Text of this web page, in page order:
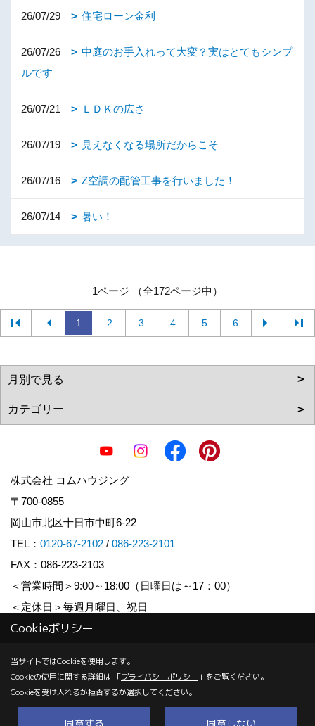
26/07/29 住宅ローン金利
26/07/26
中庭のお手入れって大変？実はとてもシンプ
ルです
26/07/21 ＬＤＫの広さ
26/07/19 見えなくなる場所だからこそ
26/07/16 Z空調の配管工事を行いました！
26/07/14 暑い！
1ページ （全172ページ中）
1 2 3 4 5 6
株式会社 コムハウジング
〒700-0855
岡山市北区十日市中町6-22
TEL： 0120-67-2102 / 086-223-2101
FAX：086-223-2103
＜営業時間＞9:00～18:00（日曜日は～17：00）
＜定休日＞毎週月曜日、祝日
Copyright (c) COM HOUSHING Inc. All Rights Reserved.
Produced byゴデスクリエイト
Cookieポリシー
当サイトではCookieを使用します。
Cookieの使用に関する詳細は 「プライバシーポリシー 」をご覧ください。
Cookieを受け入れるか拒否するか選択してください。